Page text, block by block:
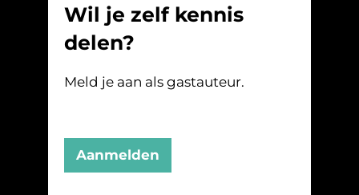
Wil je zelf kennis
delen?
Meld je aan als gastauteur.
Aanmelden